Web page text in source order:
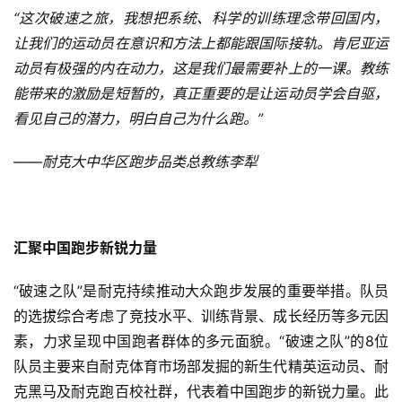
“这次破速之旅，我想把系统、科学的训练理念带回国内，
让我们的运动员在意识和方法上都能跟国际接轨。肯尼亚运
动员有极强的内在动力，这是我们最需要补上的一课。教练
能带来的激励是短暂的，真正重要的是让运动员学会自驱，
看见自己的潜力，明白自己为什么跑。”
——耐克大中华区跑步品类总教练李犁
汇聚中国跑步新锐力量
“破速之队”是耐克持续推动大众跑步发展的重要举措。队员
的选拔综合考虑了竞技水平、训练背景、成长经历等多元因
素，力求呈现中国跑者群体的多元面貌。“破速之队”的8位
队员主要来自耐克体育市场部发掘的新生代精英运动员、耐
克黑马及耐克跑百校社群，代表着中国跑步的新锐力量。此